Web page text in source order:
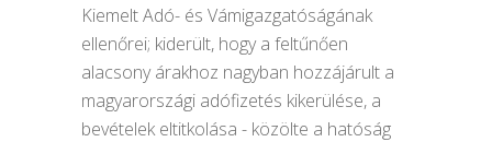
Kiemelt Adó- és Vámigazgatóságának
ellenőrei; kiderült, hogy a feltűnően
alacsony árakhoz nagyban hozzájárult a
magyarországi adófizetés kikerülése, a
bevételek eltitkolása - közölte a hatóság